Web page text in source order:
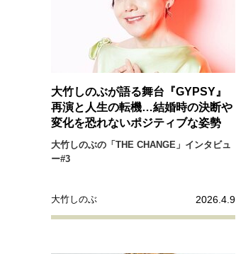
大竹しのぶが語る舞台『GYPSY』
再演と人生の転機…結婚時の決断や
変化を恐れないポジティブな姿勢
大竹しのぶの「THE CHANGE」インタビュ
ー#3
大竹しのぶ 2026.4.9